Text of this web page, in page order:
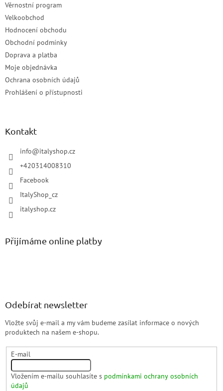
Věrnostní program
Velkoobchod
Hodnocení obchodu
Obchodní podmínky
Doprava a platba
Moje objednávka
Ochrana osobních údajů
Prohlášení o přístupnosti
Kontakt
info@italyshop.cz
+420314008310
Facebook
ItalyShop_cz
italyshop.cz
Přijímáme online platby
Odebírat newsletter
Vložte svůj e-mail a my vám budeme zasílat informace o nových
produktech na našem e-shopu.
E-mail
Vložením e-mailu souhlasíte s podmínkami ochrany osobních
údajů